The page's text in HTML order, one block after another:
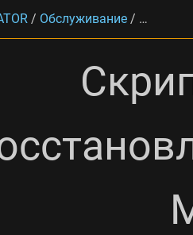
/ Обслуживание / Скрипт